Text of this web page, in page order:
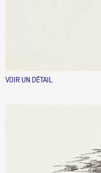
VOIR UN DÉTAIL